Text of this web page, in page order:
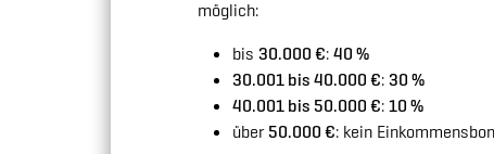
möglich:
bis 30.000 €:40 %
30.001 bis 40.000 €:30 %
40.001 bis 50.000 €:10 %
über50.000 €: kein